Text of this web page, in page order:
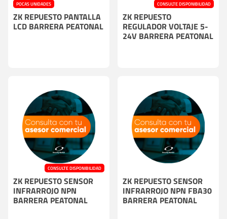
POCAS UNIDADES
ZK REPUESTO PANTALLA
LCD BARRERA PEATONAL
CONSULTE DISPONIBILIDAD
ZK REPUESTO
REGULADOR VOLTAJE 5-
24V BARRERA PEATONAL
CONSULTE DISPONIBILIDAD
ZK REPUESTO SENSOR
INFRARROJO NPN
BARRERA PEATONAL
ZK REPUESTO SENSOR
INFRARROJO NPN FBA30
BARRERA PEATONAL